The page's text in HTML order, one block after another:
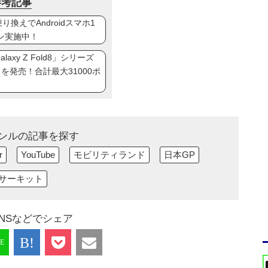
記事
換えでAndroidスマホ1
実施中！
Z Fold8」シリーズ
発売！合計最大31000ポ
ルの記事を探す
YouTube モビリティランド 日本GP
ーキット
などでシェア